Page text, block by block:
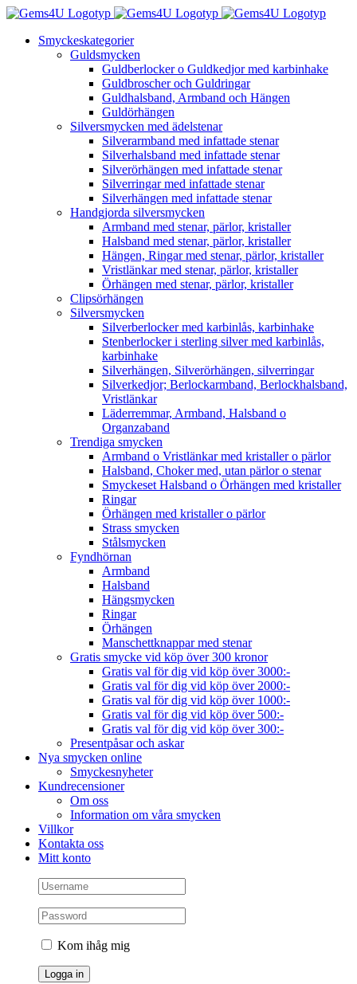
Fortsätt
innehålletSmyckeskategorier
Guldsmycken
Guldberlocker o Guldkedjor med karbinhake
Guldbroscher och Guldringar
Guldhalsband, Armband och Hängen
Guldörhängen
Silversmycken med ädelstenar
Silverarmband med infattade stenar
Silverhalsband med infattade stenar
Silverörhängen med infattade stenar
Silverringar med infattade stenar
Silverhängen med infattade stenar
Handgjorda silversmycken
Armband med stenar, pärlor, kristaller
Halsband med stenar, pärlor, kristaller
Hängen, Ringar med stenar, pärlor, kristaller
Vristlänkar med stenar, pärlor, kristaller
Örhängen med stenar, pärlor, kristaller
Clipsörhängen
Silversmycken
Silverberlocker med karbinlås, karbinhake
Stenberlocker i sterling silver med karbinlås,
karbinhake
Silverhängen, Silverörhängen, silverringar
Silverkedjor; Berlockarmband, Berlockhalsband,
Vristlänkar
Läderremmar, Armband, Halsband o
Organzaband
Trendiga smycken
Armband o Vristlänkar med kristaller o pärlor
Halsband, Choker med, utan pärlor o stenar
Smyckeset Halsband o Örhängen med kristaller
Ringar
Örhängen med kristaller o pärlor
Strass smycken
Stålsmycken
Fyndhörnan
Armband
Halsband
Hängsmycken
Ringar
Örhängen
Manschettknappar med stenar
Gratis smycke vid köp över 300 kronor
Gratis val för dig vid köp över 3000:-
Gratis val för dig vid köp över 2000:-
Gratis val för dig vid köp över 1000:-
Gratis val för dig vid köp över 500:-
Gratis val för dig vid köp över 300:-
Presentpåsar och askar
Nya smycken online
Smyckesnyheter
Kundrecensioner
Om oss
Information om våra smycken
Villkor
Kontakta oss
Mitt konto
Kom ihåg mig